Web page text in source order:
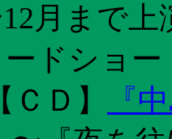
12月まで
ドショー
【 ＣＤ 】
『